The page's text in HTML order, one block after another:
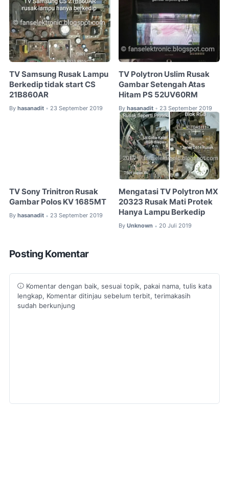
TV Samsung Rusak Lampu
Berkedip tidak start CS
21B860AR
By hasanadit • 23 September 2019
TV Polytron Uslim Rusak
Gambar Setengah Atas
Hitam PS 52UV60RM
By hasanadit • 23 September 2019
TV Sony Trinitron Rusak
Gambar Polos KV 1685MT
By hasanadit • 23 September 2019
Mengatasi TV Polytron MX
20323 Rusak Mati Protek
Hanya Lampu Berkedip
By Unknown • 20 Juli 2019
Posting Komentar
Komentar dengan baik, sesuai topik, pakai nama, tulis kata
lengkap, Komentar ditinjau sebelum terbit, terimakasih
sudah berkunjung